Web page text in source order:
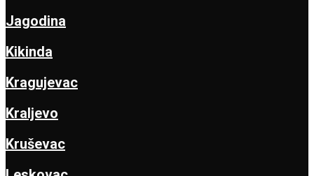
Jagodina
Kikinda
Kragujevac
Kraljevo
Kruševac